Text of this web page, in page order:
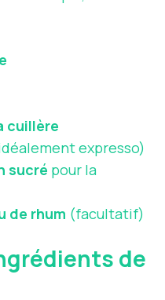
cuillère
expresso)
sucré pour la
de rhum (facultatif)
de